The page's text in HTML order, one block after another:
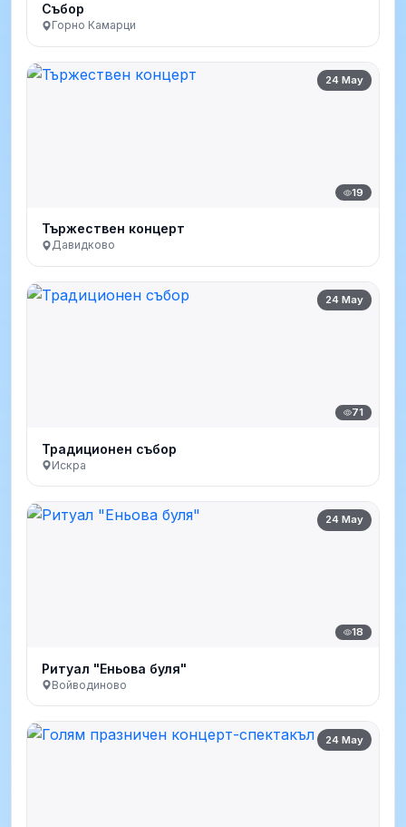
Събор
Горно Камарци
24 May
19
Тържествен концерт
Давидково
24 May
71
Традиционен събор
Искра
24 May
18
Ритуал "Еньова буля"
Войводиново
24 May